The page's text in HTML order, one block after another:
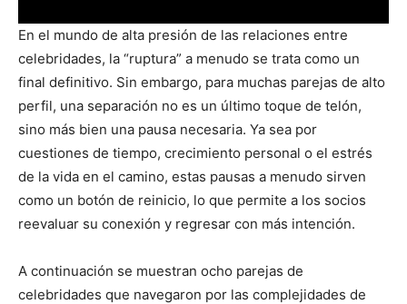
En el mundo de alta presión de las relaciones entre
celebridades, la “ruptura” a menudo se trata como un
final definitivo. Sin embargo, para muchas parejas de alto
perfil, una separación no es un último toque de telón,
sino más bien una pausa necesaria. Ya sea por
cuestiones de tiempo, crecimiento personal o el estrés
de la vida en el camino, estas pausas a menudo sirven
como un botón de reinicio, lo que permite a los socios
reevaluar su conexión y regresar con más intención.
A continuación se muestran ocho parejas de
celebridades que navegaron por las complejidades de